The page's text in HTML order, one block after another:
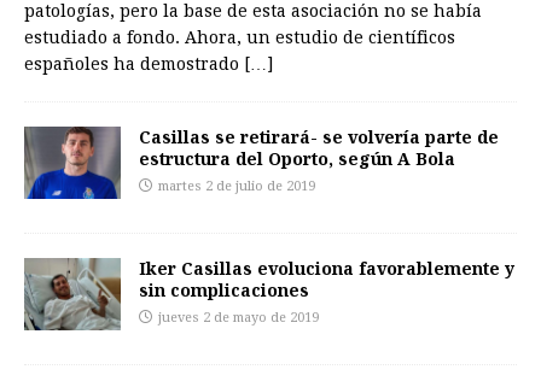
patologías, pero la base de esta asociación no se había
estudiado a fondo. Ahora, un estudio de científicos
españoles ha demostrado […]
Casillas se retirará- se volvería parte de
estructura del Oporto, según A Bola
martes 2 de julio de 2019
Iker Casillas evoluciona favorablemente y
sin complicaciones
jueves 2 de mayo de 2019